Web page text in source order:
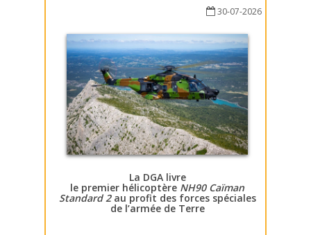
30-07-2026
La DGA livre
le premier hélicoptère NH90 Caïman
Standard 2au profit des forces spéciales
de l’armée de Terre